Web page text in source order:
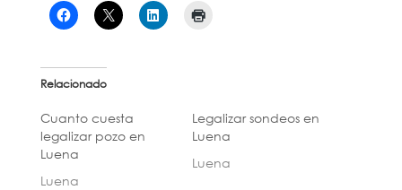
Relacionado
Cuanto cuesta
legalizar pozo en
Luena
Luena
Legalizar sondeos en
Luena
Luena